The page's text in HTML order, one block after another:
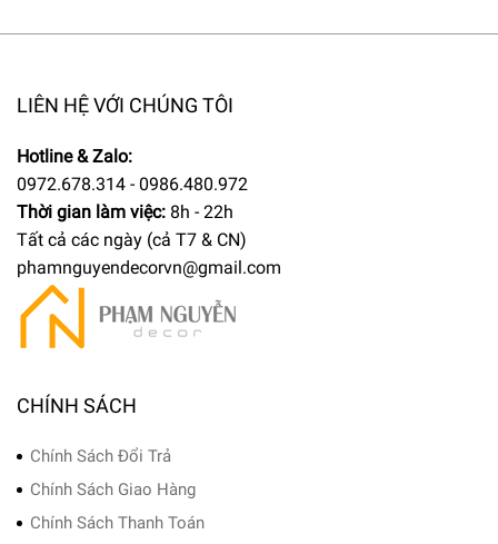
LIÊN HỆ VỚI CHÚNG TÔI
Hotline & Zalo:
0972.678.314 - 0986.480.972
Thời gian làm việc: 8h - 22h
Tất cả các ngày (cả T7 & CN)
phamnguyendecorvn@gmail.com
CHÍNH SÁCH
Chính Sách Đổi Trả
Chính Sách Giao Hàng
Chính Sách Thanh Toán